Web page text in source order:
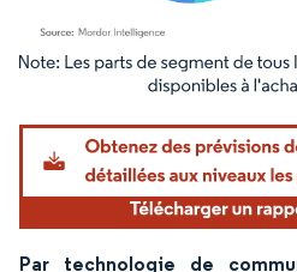
Image © Mordor Intelligence. La
Par technologie de